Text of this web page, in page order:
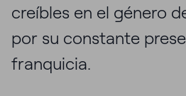
creíbles en el género
por su constante
franquicia.